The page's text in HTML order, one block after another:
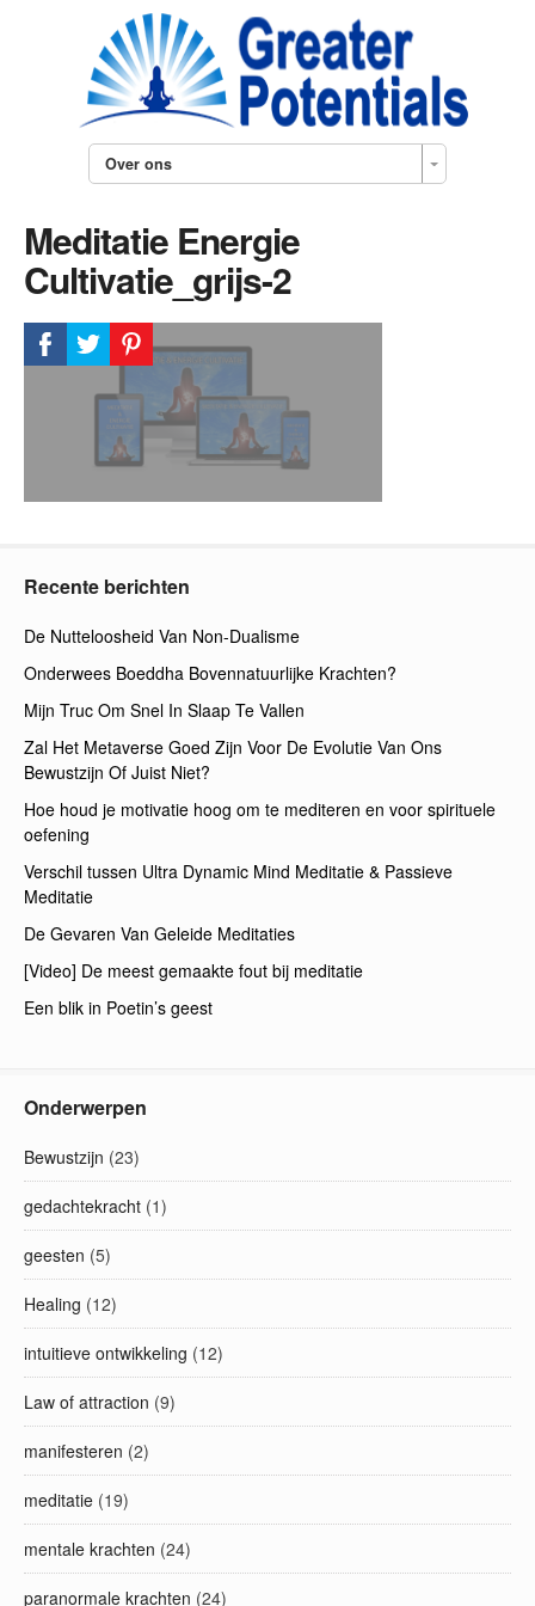
Over ons
Meditatie Energie
Cultivatie_grijs-2
Recente berichten
De Nutteloosheid Van Non-Dualisme
Onderwees Boeddha Bovennatuurlijke Krachten?
Mijn Truc Om Snel In Slaap Te Vallen
Zal Het Metaverse Goed Zijn Voor De Evolutie Van Ons
Bewustzijn Of Juist Niet?
Hoe houd je motivatie hoog om te mediteren en voor spirituele
oefening
Verschil tussen Ultra Dynamic Mind Meditatie & Passieve
Meditatie
De Gevaren Van Geleide Meditaties
[Video] De meest gemaakte fout bij meditatie
Een blik in Poetin’s geest
Onderwerpen
Bewustzijn (23)
gedachtekracht (1)
geesten (5)
Healing (12)
intuitieve ontwikkeling (12)
Law of attraction (9)
manifesteren (2)
meditatie (19)
mentale krachten (24)
paranormale krachten (24)